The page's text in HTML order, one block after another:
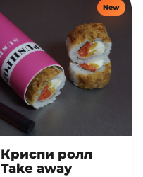
New
Криспи ролл
Take away